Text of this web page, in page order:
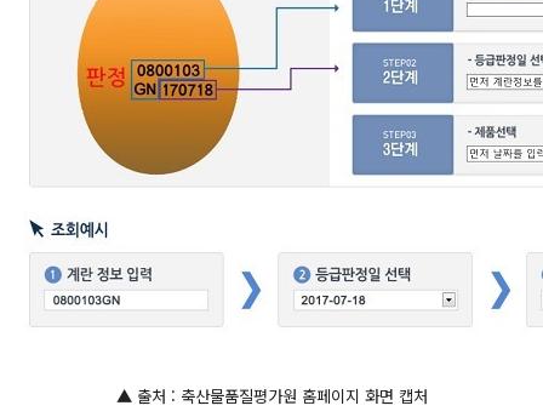
▲ 출처 : 축산물품질평가원 홈페이지 화면 캡처